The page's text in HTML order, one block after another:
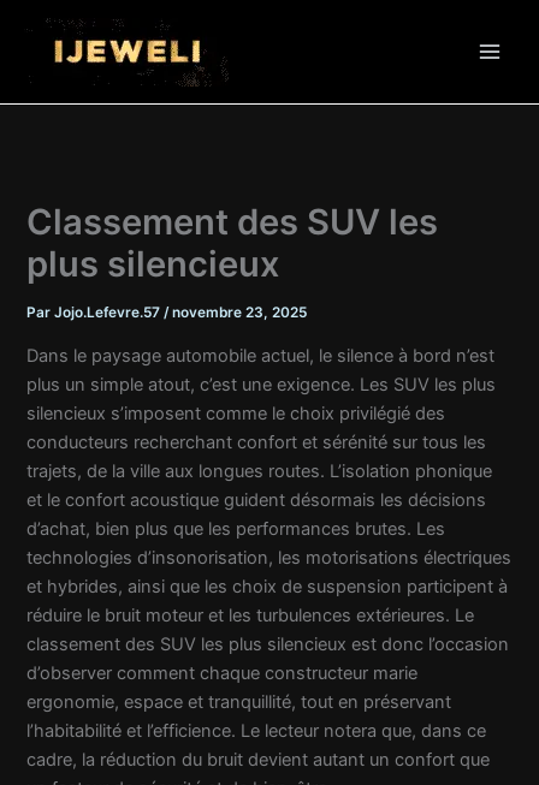
contenu
Classement des SUV les
plus silencieux
ParJojo.Lefevre.57/novembre 23, 2025
Dans le paysage automobile actuel, le silence à bord n’est
plus un simple atout, c’est une exigence. Les SUV les plus
silencieux s’imposent comme le choix privilégié des
conducteurs recherchant confort et sérénité sur tous les
trajets, de la ville aux longues routes. L’isolation phonique
et le confort acoustique guident désormais les décisions
d’achat, bien plus que les performances brutes. Les
technologies d’insonorisation, les motorisations électriques
et hybrides, ainsi que les choix de suspension participent à
réduire le bruit moteur et les turbulences extérieures. Le
classement des SUV les plus silencieux est donc l’occasion
d’observer comment chaque constructeur marie
ergonomie, espace et tranquillité, tout en préservant
l’habitabilité et l’efficience. Le lecteur notera que, dans ce
cadre, la réduction du bruit devient autant un confort que